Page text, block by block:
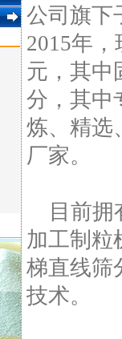
公司旗下
2015年
元，其中
分，其中
炼、精选
厂家。
目前拥
加工制粒
梯直线筛
技术。